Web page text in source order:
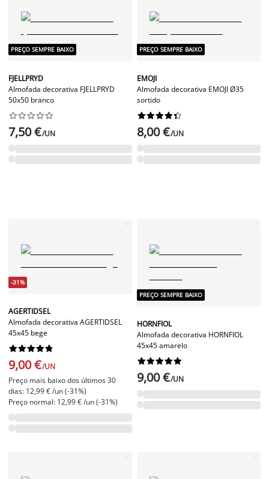
PREÇO SEMPRE BAIXO
FJELLPRYD
Almofada decorativa FJELLPRYD
50x50 branco






7,50 €/UN
PREÇO SEMPRE BAIXO
EMOJI
Almofada decorativa EMOJI Ø35
sortido






8,00 €/UN
-31%
AGERTIDSEL
Almofada decorativa AGERTIDSEL
45x45 bege






9,00 €/UN
Preço mais baixo dos últimos 30
dias: 12,99 € /un (-31%)
Preço normal: 12,99 € /un (-31%)
PREÇO SEMPRE BAIXO
HORNFIOL
Almofada decorativa HORNFIOL
45x45 amarelo






9,00 €/UN